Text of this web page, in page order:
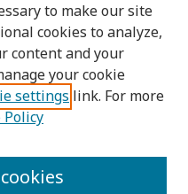
to make our site
cookies to analyze,
content and your
your cookie
settings link. For more
Policy